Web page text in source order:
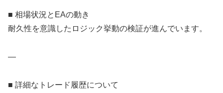
■ 相場状況とEAの動き
耐久性を意識したロジック挙動の検証が進んでいます。
—
■ 詳細なトレード履歴について